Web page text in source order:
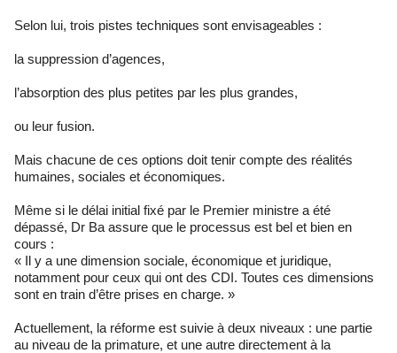
Selon lui, trois pistes techniques sont envisageables :
la suppression d’agences,
l’absorption des plus petites par les plus grandes,
ou leur fusion.
Mais chacune de ces options doit tenir compte des réalités
humaines, sociales et économiques.
Même si le délai initial fixé par le Premier ministre a été
dépassé, Dr Ba assure que le processus est bel et bien en
cours :
« Il y a une dimension sociale, économique et juridique,
notamment pour ceux qui ont des CDI. Toutes ces dimensions
sont en train d’être prises en charge. »
Actuellement, la réforme est suivie à deux niveaux : une partie
au niveau de la primature, et une autre directement à la